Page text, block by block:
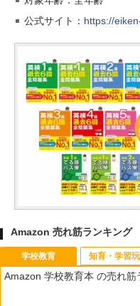
公式サイト： https://
Amazon 売れ筋ランキング
学校教育
Amazon 学校教育本 の売れ筋
知育・学習